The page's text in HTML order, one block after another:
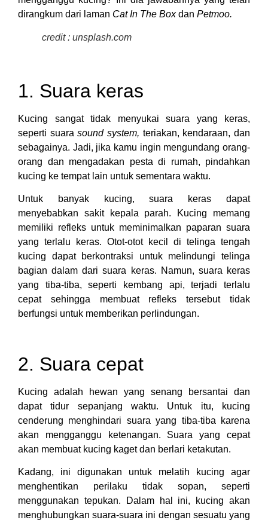
dirangkum dari laman Cat In The Boxdan Petmoo.
credit : unsplash.com
1. Suara keras
Kucing sangat tidak menyukai suara yang keras,
seperti suarasound system, teriakan, kendaraan, dan
sebagainya. Jadi, jika kamu ingin mengundang orang-
orang dan mengadakan pesta di rumah, pindahkan
kucing ke tempat lain untuk sementara waktu.
Untuk banyak kucing, suara keras dapat
menyebabkan sakit kepala parah. Kucing memang
memiliki refleks untuk meminimalkan paparan suara
yang terlalu keras. Otot-otot kecil di telinga tengah
kucing dapat berkontraksi untuk melindungi telinga
bagian dalam dari suara keras. Namun, suara keras
yang tiba-tiba, seperti kembang api, terjadi terlalu
cepat sehingga membuat refleks tersebut tidak
berfungsi untuk memberikan perlindungan.
2. Suara cepat
Kucing adalah hewan yang senang bersantai dan
dapat tidur sepanjang waktu. Untuk itu, kucing
cenderung menghindari suara yang tiba-tiba karena
akan mengganggu ketenangan. Suara yang cepat
akan membuat kucing kaget dan berlari ketakutan.
Kadang, ini digunakan untuk melatih kucing agar
menghentikan perilaku tidak sopan, seperti
menggunakan tepukan. Dalam hal ini, kucing akan
menghubungkan suara-suara ini dengan sesuatu yang